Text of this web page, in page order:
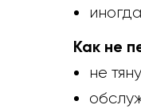
Как не
не